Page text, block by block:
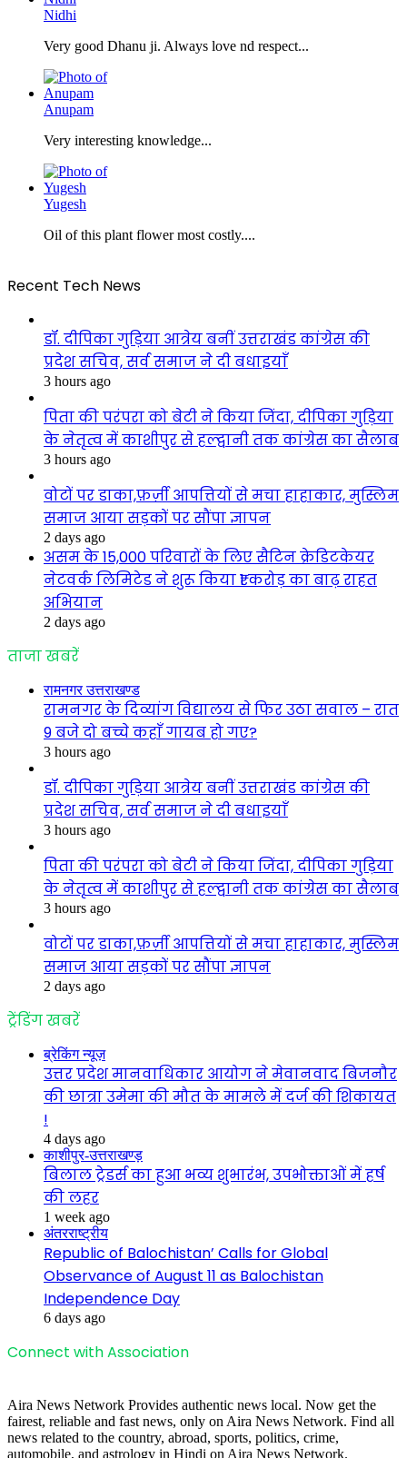
Nidhi
Very good Dhanu ji. Always love nd respect...
Anupam
Very interesting knowledge...
Yugesh
Oil of this plant flower most costly....
Recent Tech News
डॉ. दीपिका गुड़िया आत्रेय बनीं उत्तराखंड कांग्रेस की
प्रदेश सचिव, सर्व समाज ने दी बधाइयाँ
3 hours ago
पिता की परंपरा को बेटी ने किया जिंदा, दीपिका गुड़िया
के नेतृत्व में काशीपुर से हल्द्वानी तक कांग्रेस का सैलाब
3 hours ago
वोटों पर डाका,फ़र्ज़ी आपत्तियों से मचा हाहाकार, मुस्लिम
समाज आया सड़कों पर सौंपा ज्ञापन
2 days ago
असम के 15,000 परिवारों के लिए सैटिन क्रेडिटकेयर
नेटवर्क लिमिटेड ने शुरू किया ₹1 करोड़ का बाढ़ राहत
अभियान
2 days ago
ताजा खबरें
रामनगर उत्तराखण्ड
रामनगर के दिव्यांग विद्यालय से फिर उठा सवाल – रात
9 बजे दो बच्चे कहाँ गायब हो गए?
3 hours ago
डॉ. दीपिका गुड़िया आत्रेय बनीं उत्तराखंड कांग्रेस की
प्रदेश सचिव, सर्व समाज ने दी बधाइयाँ
3 hours ago
पिता की परंपरा को बेटी ने किया जिंदा, दीपिका गुड़िया
के नेतृत्व में काशीपुर से हल्द्वानी तक कांग्रेस का सैलाब
3 hours ago
वोटों पर डाका,फ़र्ज़ी आपत्तियों से मचा हाहाकार, मुस्लिम
समाज आया सड़कों पर सौंपा ज्ञापन
2 days ago
ट्रेंडिंग खबरें
ब्रेकिंग न्यूज़
उत्तर प्रदेश मानवाधिकार आयोग ने मेवानवाद बिजनौर
की छात्रा उमेमा की मौत के मामले में दर्ज की शिकायत
!
4 days ago
काशीपुर-उत्तराखण्ड़
बिलाल ट्रेडर्स का हुआ भव्य शुभारंभ, उपभोक्ताओं में हर्ष
की लहर
1 week ago
अंतरराष्ट्रीय
Republic of Balochistan’ Calls for Global
Observance of August 11 as Balochistan
Independence Day
6 days ago
Connect with Association
Aira News Network Provides authentic news local. Now get the
fairest, reliable and fast news, only on Aira News Network. Find all
news related to the country, abroad, sports, politics, crime,
automobile, and astrology in Hindi on Aira News Network.